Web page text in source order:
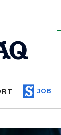
JOB